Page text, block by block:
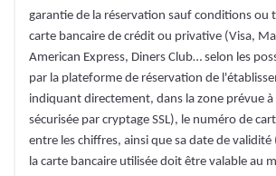
garantie de la réservation sauf conditions ou
carte bancaire de crédit ou privative (Visa,
American Express, Diners Club… selon les
par la plateforme de réservation de
indiquant directement, dans la zone prévue à
sécurisée par cryptage SSL), le numéro de
entre les chiffres, ainsi que sa date de validité
la carte bancaire utilisée doit être valable au